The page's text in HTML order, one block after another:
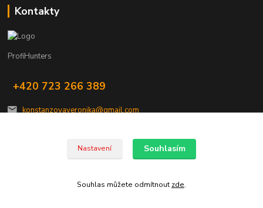
Kontakty
ProfiHunters
+420 723 266 389
konstanzovaveronika@gmail.com
Nastavení Souhlasím
Souhlas můžete odmítnout zde.